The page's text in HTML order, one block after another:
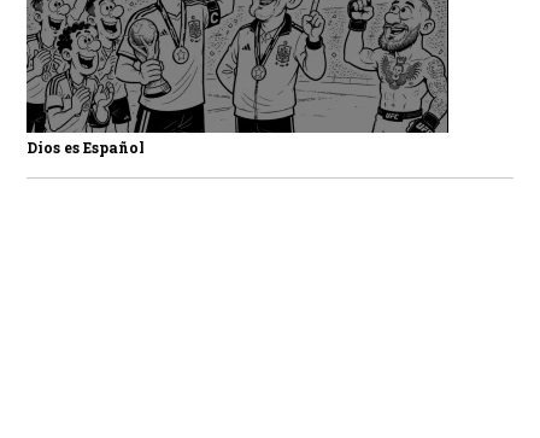
Dios es Español